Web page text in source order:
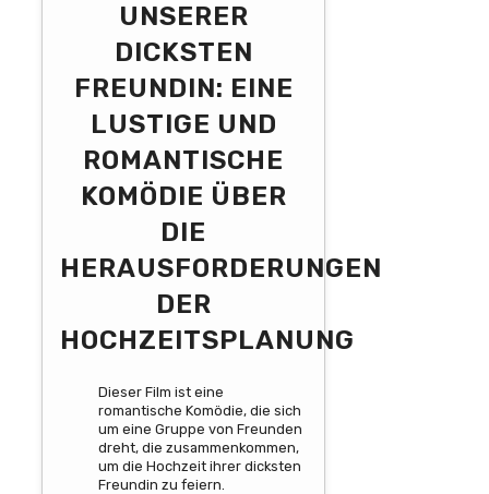
UNSERER
DICKSTEN
FREUNDIN: EINE
LUSTIGE UND
ROMANTISCHE
KOMÖDIE ÜBER
DIE
HERAUSFORDERUNGEN
DER
HOCHZEITSPLANUNG
Dieser Film ist eine
romantische Komödie, die sich
um eine Gruppe von Freunden
dreht, die zusammenkommen,
um die Hochzeit ihrer dicksten
Freundin zu feiern.